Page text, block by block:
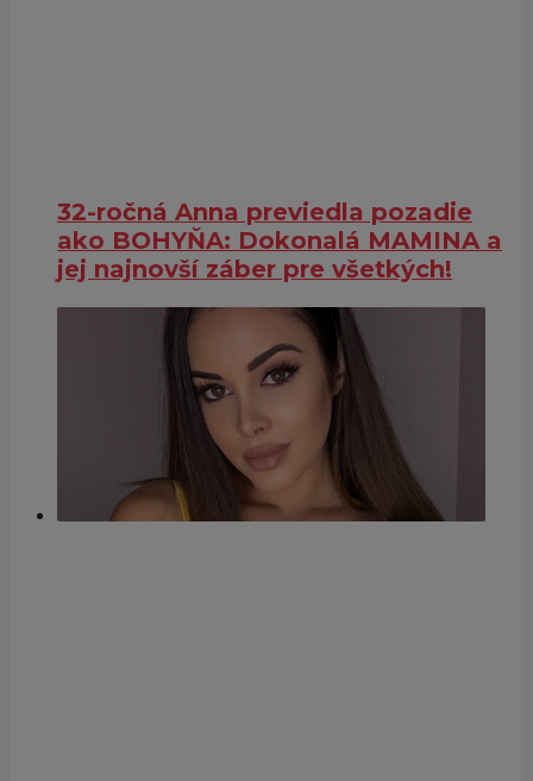
32-ročná Anna previedla pozadie
ako BOHYŇA: Dokonalá MAMINA a
jej najnovší záber pre všetkých!